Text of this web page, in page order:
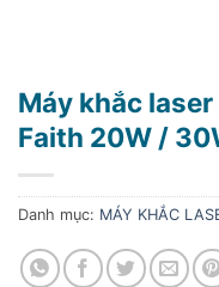
Máy khắc
Faith 20W /
Danh mục: MÁY KHẮC